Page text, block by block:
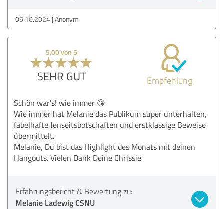
05.10.2024 Anonym
5,00 von 5
SEHR GUT Empfehlung
Schön war's! wie immer 😘
Wie immer hat Melanie das Publikum super unterhalten,
fabelhafte Jenseitsbotschaften und erstklassige Beweise
übermittelt.
Melanie, Du bist das Highlight des Monats mit deinen
Hangouts. Vielen Dank Deine Chrissie
Erfahrungsbericht & Bewertung zu:
Melanie Ladewig CSNU